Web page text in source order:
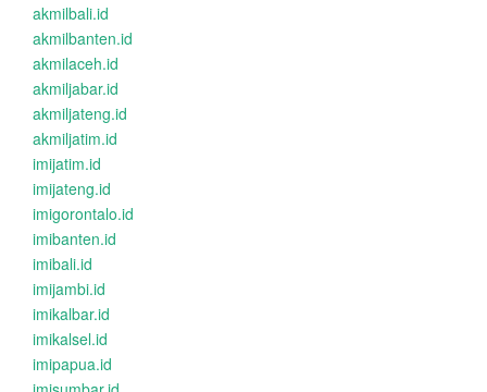
akmilbali.id
akmilbanten.id
akmilaceh.id
akmiljabar.id
akmiljateng.id
akmiljatim.id
imijatim.id
imijateng.id
imigorontalo.id
imibanten.id
imibali.id
imijambi.id
imikalbar.id
imikalsel.id
imipapua.id